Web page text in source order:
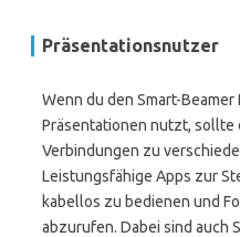
Präsentationsnutzer
Wenn du den Smart-
Präsentationen nutzt, sollte
Verbindungen zu
Leistungsfähige Apps zur
kabellos zu bedienen und
abzurufen. Dabei sind auch